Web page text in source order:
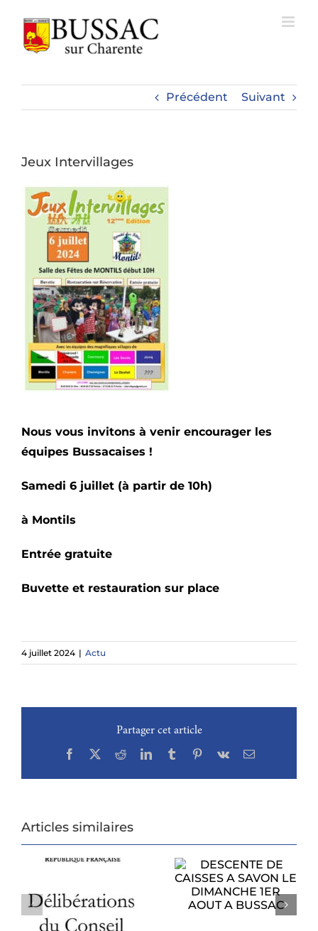
contenu
Précédent Suivant
Jeux Intervillages
Nous vous invitons à venir encourager les
équipes Bussacaises !
Samedi 6 juillet (à partir de 10h)
à Montils
Entrée gratuite
Buvette et restauration sur place
4 juillet 2024 | Actu
Partager cet article
Facebook
X RedditLinkedInTumblrPinterest
Vk Email
Articles similaires
DESCENTE DE
LE DIMANCHE
1ER AOUT A
PROCHAIN
CONSEIL